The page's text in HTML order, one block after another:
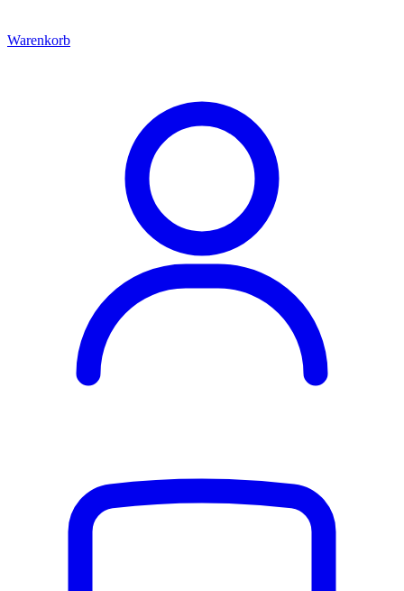
Warenkorb